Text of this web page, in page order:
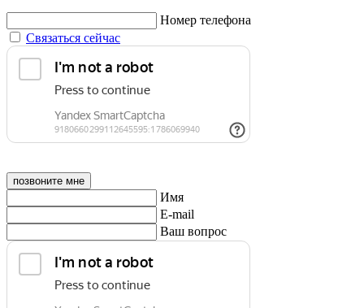
Номер телефона
Связаться сейчас
позвоните мне
Имя
E-mail
Ваш вопрос